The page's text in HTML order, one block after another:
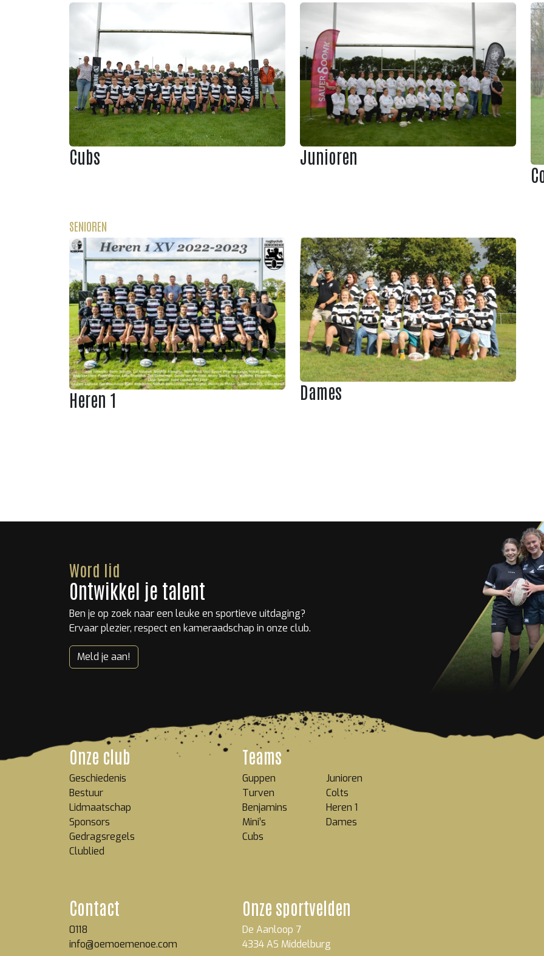
Cubs
Junioren
SENIOREN
Heren 1 Dames
Word lid
Ontwikkel je talent
Ben je op zoek naar een leuke en sportieve uitdaging?
Ervaar plezier, respect en kameraadschap in onze club.
Meld je aan!
Onze club
Geschiedenis
Bestuur
Lidmaatschap
Sponsors
Gedragsregels
Clublied
Teams
Guppen
Turven
Benjamins
Mini’s
Cubs
Junioren
Colts
Heren 1
Dames
Contact
0118
info@oemoemenoe.com
Onze sportvelden
De Aanloop 7
4334 AS Middelburg